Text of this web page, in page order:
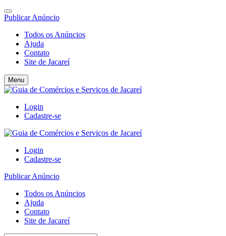
Publicar Anúncio
Todos os Anúncios
Ajuda
Contato
Site de Jacareí
Menu
Login
Cadastre-se
Login
Cadastre-se
Publicar Anúncio
Todos os Anúncios
Ajuda
Contato
Site de Jacareí